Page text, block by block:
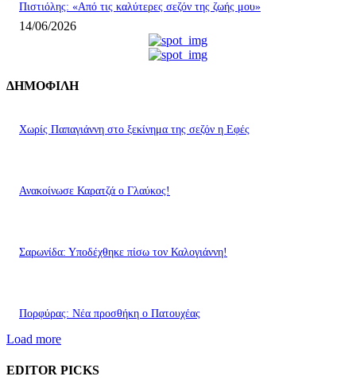
Πιστιόλης: «Από τις καλύτερες σεζόν της ζωής μου»
14/06/2026
ΔΗΜΟΦΙΛΗ
Χωρίς Παπαγιάννη στο ξεκίνημα της σεζόν η Εφές
Ανακοίνωσε Καρατζά ο Γλαύκος!
Σαρωνίδα: Υποδέχθηκε πίσω τον Καλογιάννη!
Πορφύρας: Νέα προσθήκη ο Πατουχέας
Load more
EDITOR PICKS